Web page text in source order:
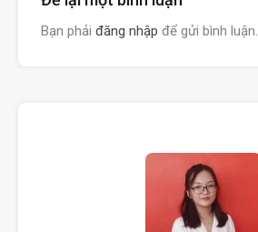
Bạn phải đăng nhập để gửi bình luận.